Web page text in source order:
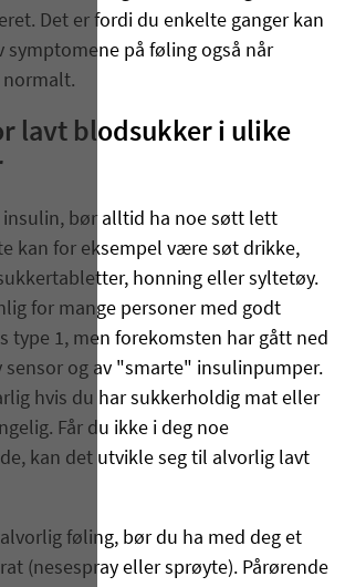
Det er fordi du enkelte ganger kan
symptomene på føling også når
lavt blodsukker i ulike
bør alltid ha noe søtt lett
kan for eksempel være søt drikke,
honning eller syltetøy.
for mange personer med godt
type 1, men forekomsten har gått ned
sensor og av "smarte" insulinpumper.
hvis du har sukkerholdig mat eller
Får du ikke i deg noe
kan det utvikle seg til alvorlig lavt
føling, bør du ha med deg et
(nesespray eller sprøyte). Pårørende